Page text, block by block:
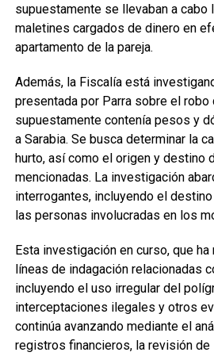
supuestamente se llevaban a
maletines cargados de dinero en
apartamento de la pareja.
Además, la Fiscalía está
presentada por Parra sobre el robo
supuestamente contenía pesos y
a Sarabia. Se busca determinar la
hurto, así como el origen y destino
mencionadas. La investigación
interrogantes, incluyendo el
las personas involucradas en los
Esta investigación en curso, que
líneas de indagación relacionadas
incluyendo el uso irregular del
interceptaciones ilegales y otros
continúa avanzando mediante el
registros financieros, la revisión de